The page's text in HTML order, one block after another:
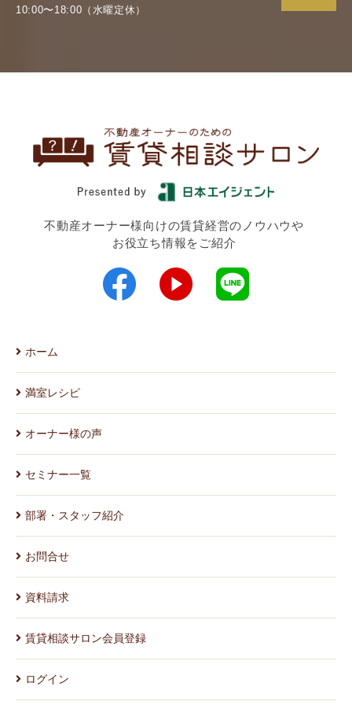
10:00〜18:00（水曜定休）
不動産オーナー様向けの賃貸経営のノウハウや
お役立ち情報をご紹介
ホーム
満室レシピ
オーナー様の声
セミナー一覧
部署・スタッフ紹介
お問合せ
資料請求
賃貸相談サロン会員登録
ログイン